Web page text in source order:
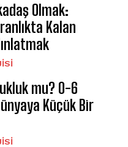
Olmak:
Kalan
mu? 0-6
Küçük Bir